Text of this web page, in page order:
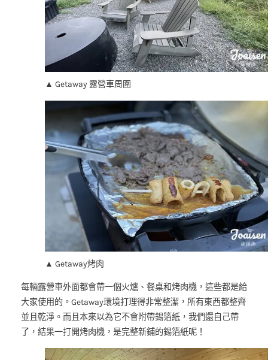
▲ Getaway 露營車周圍
▲ Getaway烤肉
每輛露營車外面都會帶一個火爐、餐桌和烤肉機，這些都是給
大家使用的。Getaway環境打理得非常整潔，所有東西都整齊
並且乾淨。而且本來以為它不會附帶錫箔紙，我們還自己帶
了，結果一打開烤肉機，是完整新鋪的錫箔紙呢！